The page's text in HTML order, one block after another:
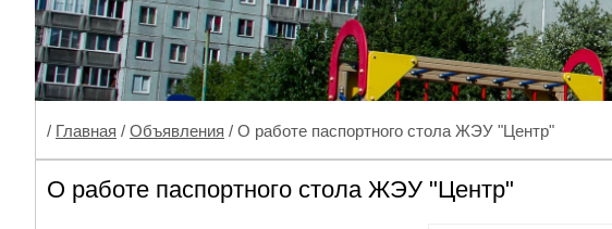
/ Главная / Объявления / О работе паспортного стола ЖЭУ "Центр"
О работе паспортного стола ЖЭУ "Центр"